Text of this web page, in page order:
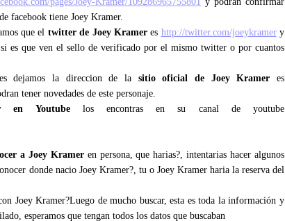
facebook tiene Joey Kramer.
que el twitter de Joey Krameres http://twitter.com/joeykramery
es que ven el sello de verificado por el mismo twitter o por cuantos
dejamos la direccion de la sitio oficial de Joey Kramer es
tener novedades de este personaje.
en Youtubelos encontras en su canal de youtube
a Joey Krameren persona, que harias?, intentarias hacer algunos
donde nacio Joey Kramer?, tu o Joey Kramer haria la reserva del
Joey Kramer?Luego de mucho buscar, esta es toda la información y
esperamos que tengan todos los datos que buscaban